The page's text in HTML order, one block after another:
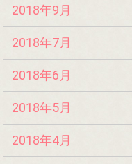
2018年9月
2018年7月
2018年6月
2018年5月
2018年4月